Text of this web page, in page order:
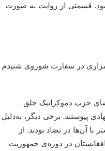
قسمتی از روایت به صورت
مزاری در سفارت شوروی شنیدم
حزب دموکراتیک خلق
پیوستند. برخی دیگر، به‌دلیل
آن‌ها در تضاد بودند. از
در دوره‌ی جمهوریت